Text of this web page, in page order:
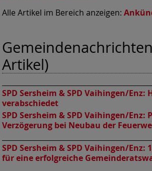
Alle Artikel im Bereich anzeigen:
Artikel)
SPD Sersheim & SPD Vaihingen/Enz:
verabschiedet
SPD Sersheim & SPD Vaihingen/Enz:
Verzögerung bei Neubau der
SPD Sersheim & SPD Vaihingen/Enz:
für eine erfolgreiche